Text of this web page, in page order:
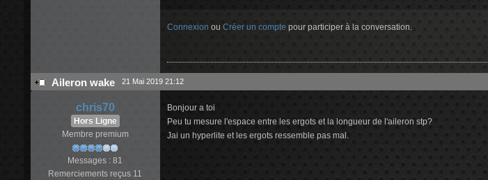
Connexion ou Créer un compte pour participer à la conversation.
Aileron wake 21 Mai 2019 21:12
chris70
Hors Ligne
Membre premium
Messages : 81
Remerciements reçus 11
Bonjour a toi
Peu tu mesure l'espace entre les ergots et la longueur de l'aileron stp?
Jai un hyperlite et les ergots ressemble pas mal.